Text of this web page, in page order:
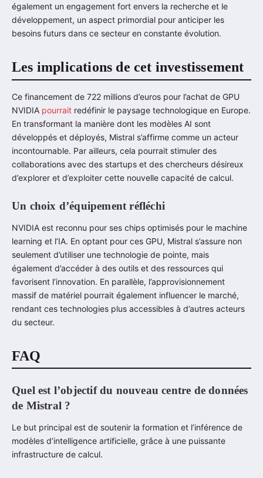
également un engagement fort envers la recherche et le
développement, un aspect primordial pour anticiper les
besoins futurs dans ce secteur en constante évolution.
Les implications de cet investissement
Ce financement de 722 millions d’euros pour l’achat de GPU
NVIDIA pourrait redéfinir le paysage technologique en Europe.
En transformant la manière dont les modèles AI sont
développés et déployés, Mistral s’affirme comme un acteur
incontournable. Par ailleurs, cela pourrait stimuler des
collaborations avec des startups et des chercheurs désireux
d’explorer et d’exploiter cette nouvelle capacité de calcul.
Un choix d’équipement réfléchi
NVIDIA est reconnu pour ses chips optimisés pour le machine
learning et l’IA. En optant pour ces GPU, Mistral s’assure non
seulement d’utiliser une technologie de pointe, mais
également d’accéder à des outils et des ressources qui
favorisent l’innovation. En parallèle, l’approvisionnement
massif de matériel pourrait également influencer le marché,
rendant ces technologies plus accessibles à d’autres acteurs
du secteur.
FAQ
Quel est l’objectif du nouveau centre de données
de Mistral ?
Le but principal est de soutenir la formation et l’inférence de
modèles d’intelligence artificielle, grâce à une puissante
infrastructure de calcul.